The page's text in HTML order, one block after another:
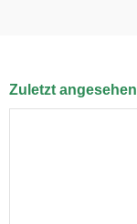
Zuletzt angesehen